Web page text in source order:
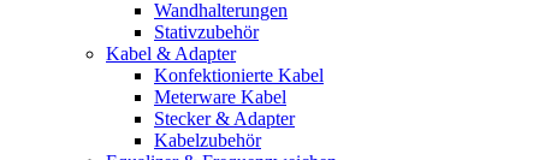
Wandhalterungen
Stativzubehör
Kabel & Adapter
Konfektionierte Kabel
Meterware Kabel
Stecker & Adapter
Kabelzubehör